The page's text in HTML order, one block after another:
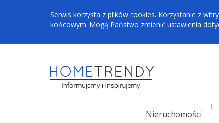
Serwis korzysta z plików cookies. Korzystanie z
końcowym. Mogą Państwo zmienić ustawienia
Nieruchomości